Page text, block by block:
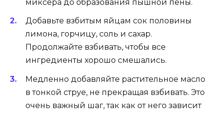
миксера до образования пышной пены.
Добавьте взбитым яйцам сок половины
лимона, горчицу, соль и сахар.
Продолжайте взбивать, чтобы все
ингредиенты хорошо смешались.
Медленно добавляйте растительное масло
в тонкой струе, не прекращая взбивать. Это
очень важный шаг, так как от него зависит